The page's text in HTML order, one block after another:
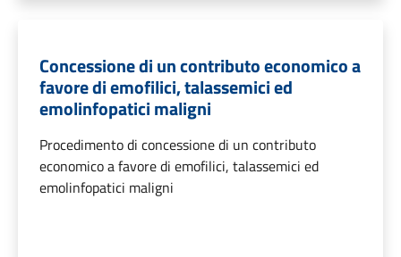
Concessione di un contributo economico a
favore di emofilici, talassemici ed
emolinfopatici maligni
Procedimento di concessione di un contributo
economico a favore di emofilici, talassemici ed
emolinfopatici maligni